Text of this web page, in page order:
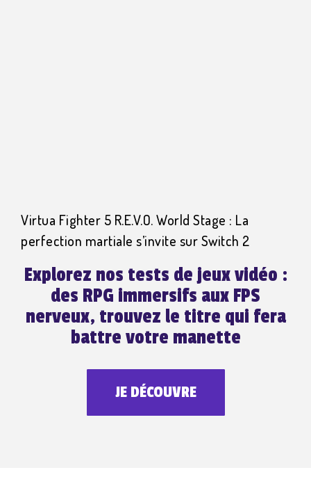
Virtua Fighter 5 R.E.V.O. World Stage : La
perfection martiale s’invite sur Switch 2
Explorez nos tests de jeux vidéo :
des RPG immersifs aux FPS
nerveux, trouvez le titre qui fera
battre votre manette
JE DÉCOUVRE